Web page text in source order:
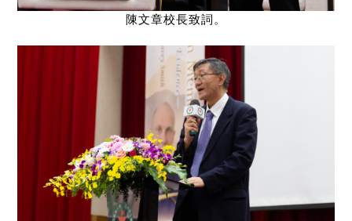
陳文章校長致詞。